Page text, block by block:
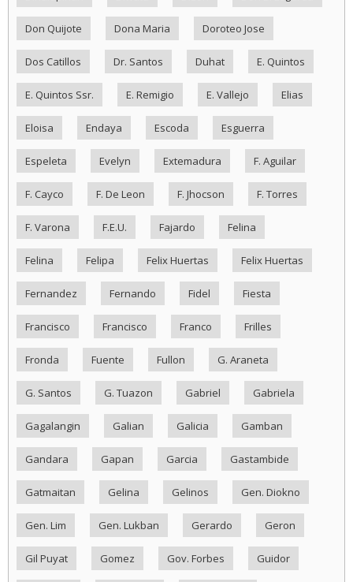
Don Quijote Dona Maria Doroteo Jose
Dos Catillos Dr. Santos Duhat E. Quintos
E. Quintos Ssr. E. Remigio E. Vallejo Elias
Eloisa Endaya Escoda Esguerra
Espeleta Evelyn Extemadura F. Aguilar
F. Cayco F. De Leon F. Jhocson F. Torres
F. Varona F.E.U. Fajardo Felina
Felina Felipa Felix Huertas Felix Huertas
Fernandez Fernando Fidel Fiesta
Francisco Francisco Franco Frilles
Fronda Fuente Fullon G. Araneta
G. Santos G. Tuazon Gabriel Gabriela
Gagalangin Galian Galicia Gamban
Gandara Gapan Garcia Gastambide
Gatmaitan Gelina Gelinos Gen. Diokno
Gen. Lim Gen. Lukban Gerardo Geron
Gil Puyat Gomez Gov. Forbes Guidor